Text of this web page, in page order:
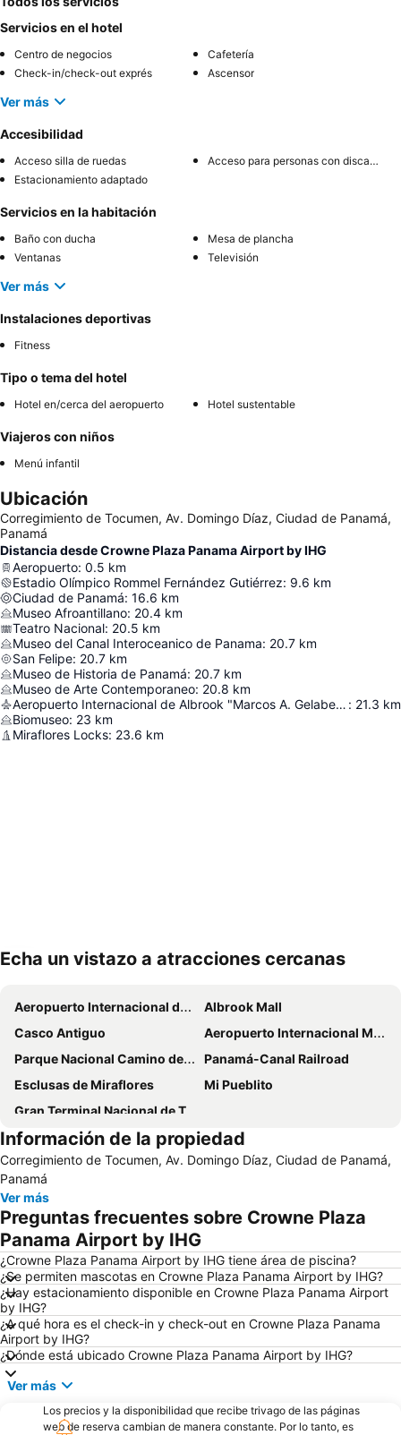
Servicios en el hotel
Centro de negocios
Cafetería
Check-in/check-out exprés
Ascensor
Ver más
Accesibilidad
Acceso silla de ruedas
Acceso para personas con discapacidad
Estacionamiento adaptado
Servicios en la habitación
Baño con ducha
Mesa de plancha
Ventanas
Televisión
Ver más
Instalaciones deportivas
Fitness
Tipo o tema del hotel
Hotel en/cerca del aeropuerto Hotel sustentable
Viajeros con niños
Menú infantil
Ubicación
Corregimiento de Tocumen, Av. Domingo Díaz, Ciudad de Panamá,
Panamá
Distancia desde Crowne Plaza Panama Airport by IHG
Aeropuerto: 0.5 km
Estadio Olímpico Rommel Fernández Gutiérrez: 9.6 km
Ciudad de Panamá: 16.6 km
Museo Afroantillano: 20.4 km
Teatro Nacional: 20.5 km
Museo del Canal Interoceanico de Panama: 20.7 km
San Felipe: 20.7 km
Museo de Historia de Panamá: 20.7 km
Museo de Arte Contemporaneo: 20.8 km
Aeropuerto Internacional de Albrook "Marcos A. Gelabert" : 21.3 km
Biomuseo: 23 km
Miraflores Locks: 23.6 km
Echa un vistazo a atracciones cercanas
Aeropuerto Internacional de Tocumen
Albrook Mall
Casco Antiguo
Aeropuerto Internacional Marcos A Gelabert o Albrook
Parque Nacional Camino de Cruces
Panamá-Canal Railroad
Esclusas de Miraflores
Mi Pueblito
Gran Terminal Nacional de Transporte de Albrook
Información de la propiedad
Corregimiento de Tocumen, Av. Domingo Díaz, Ciudad de Panamá,
Panamá
Ver más
Preguntas frecuentes sobre Crowne Plaza
Panama Airport by IHG
¿Crowne Plaza Panama Airport by IHG tiene área de piscina?
¿Se permiten mascotas en Crowne Plaza Panama Airport by IHG?
¿Hay estacionamiento disponible en Crowne Plaza Panama Airport
by IHG?
¿A qué hora es el check-in y check-out en Crowne Plaza Panama
Airport by IHG?
¿Dónde está ubicado Crowne Plaza Panama Airport by IHG?
Ver más
Los precios y la disponibilidad que recibe trivago de las páginas
web de reserva cambian de manera constante. Por lo tanto, es